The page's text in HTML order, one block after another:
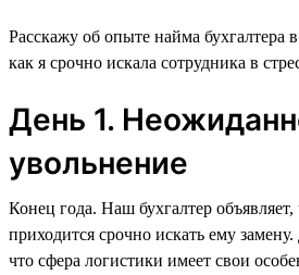
Расскажу об опыте найма
как я срочно искала сотрудника в
День 1.
увольнение
Конец года. Наш бухгалтер
приходится срочно искать ему
что сфера логистики имеет свои